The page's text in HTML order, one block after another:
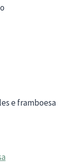
e framboesa